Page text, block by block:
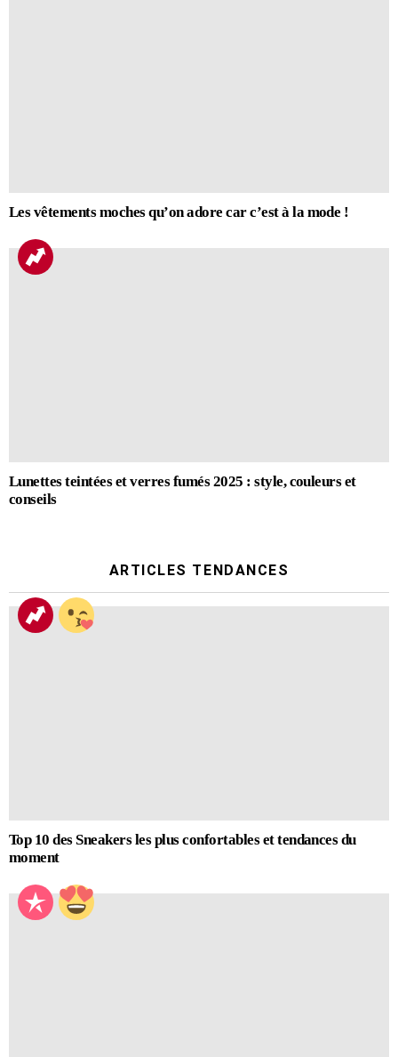
Les vêtements moches qu’on adore car c’est à la mode !
Lunettes teintées et verres fumés 2025 : style, couleurs et
conseils
ARTICLES TENDANCES
Top 10 des Sneakers les plus confortables et tendances du
moment